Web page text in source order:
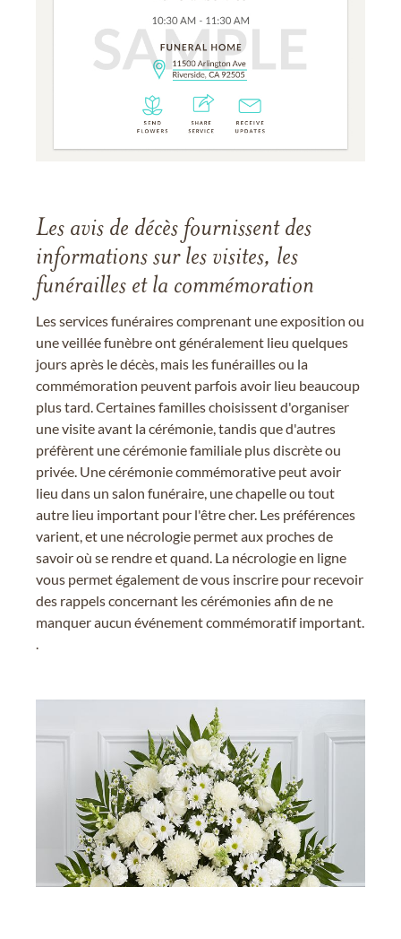
Les avis de décès fournissent des
informations sur les visites, les
funérailles et la commémoration
Les services funéraires comprenant une exposition ou
une veillée funèbre ont généralement lieu quelques
jours après le décès, mais les funérailles ou la
commémoration peuvent parfois avoir lieu beaucoup
plus tard. Certaines familles choisissent d'organiser
une visite avant la cérémonie, tandis que d'autres
préfèrent une cérémonie familiale plus discrète ou
privée. Une cérémonie commémorative peut avoir
lieu dans un salon funéraire, une chapelle ou tout
autre lieu important pour l'être cher. Les préférences
varient, et une nécrologie permet aux proches de
savoir où se rendre et quand. La nécrologie en ligne
vous permet également de vous inscrire pour recevoir
des rappels concernant les cérémonies afin de ne
manquer aucun événement commémoratif important.